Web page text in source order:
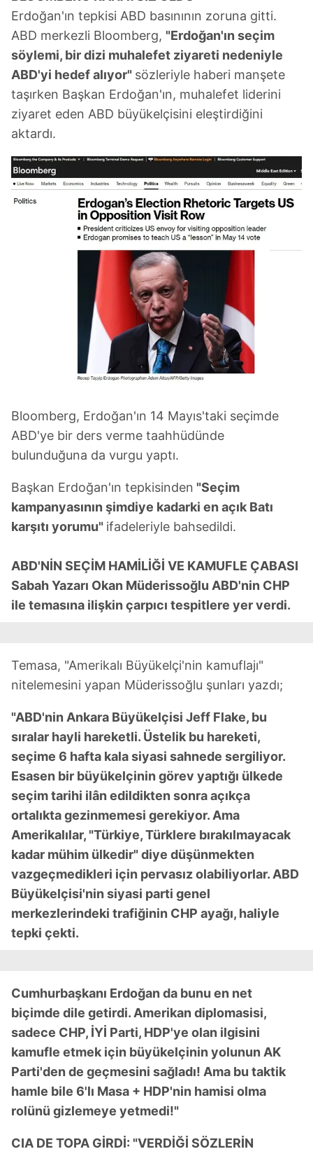
Erdoğan'ın tepkisi ABD basınının zoruna gitti.
ABD merkezli Bloomberg, "Erdoğan'ın seçim
söylemi, bir dizi muhalefet ziyareti nedeniyle
ABD'yi hedef alıyor" sözleriyle haberi manşete
taşırken Başkan Erdoğan'ın, muhalefet liderini
ziyaret eden ABD büyükelçisini eleştirdiğini
aktardı.
Bloomberg, Erdoğan'ın 14 Mayıs'taki seçimde
ABD'ye bir ders verme taahhüdünde
bulunduğuna da vurgu yaptı.
Başkan Erdoğan'ın tepkisinden "Seçim
kampanyasının şimdiye kadarki en açık Batı
karşıtı yorumu" ifadeleriyle bahsedildi.
ABD'NİN SEÇİM HAMİLİĞİ VE KAMUFLE ÇABASI
Sabah Yazarı Okan Müderissoğlu ABD'nin CHP
ile temasına ilişkin çarpıcı tespitlere yer verdi.
Temasa, "Amerikalı Büyükelçi'nin kamuflajı"
nitelemesini yapan Müderissoğlu şunları yazdı;
"ABD'nin Ankara Büyükelçisi Jeff Flake, bu
sıralar hayli hareketli. Üstelik bu hareketi,
seçime 6 hafta kala siyasi sahnede sergiliyor.
Esasen bir büyükelçinin görev yaptığı ülkede
seçim tarihi ilân edildikten sonra açıkça
ortalıkta gezinmemesi gerekiyor. Ama
Amerikalılar, "Türkiye, Türklere bırakılmayacak
kadar mühim ülkedir" diye düşünmekten
vazgeçmedikleri için pervasız olabiliyorlar. ABD
Büyükelçisi'nin siyasi parti genel
merkezlerindeki trafiğinin CHP ayağı, haliyle
tepki çekti.
Cumhurbaşkanı Erdoğan da bunu en net
biçimde dile getirdi. Amerikan diplomasisi,
sadece CHP, İYİ Parti, HDP'ye olan ilgisini
kamufle etmek için büyükelçinin yolunun AK
Parti'den de geçmesini sağladı! Ama bu taktik
hamle bile 6'lı Masa + HDP'nin hamisi olma
rolünü gizlemeye yetmedi!"
CIA DE TOPA GİRDİ: "VERDİĞİ SÖZLERİN